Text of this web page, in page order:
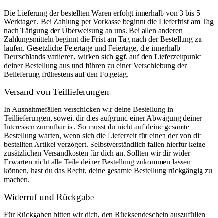
Die Lieferung der bestellten Waren erfolgt innerhalb von 3 bis 5
Werktagen. Bei Zahlung per Vorkasse beginnt die Lieferfrist am Tag
nach Tätigung der Überweisung an uns. Bei allen anderen
Zahlungsmitteln beginnt die Frist am Tag nach der Bestellung zu
laufen. Gesetzliche Feiertage und Feiertage, die innerhalb
Deutschlands variieren, wirken sich ggf. auf den Lieferzeitpunkt
deiner Bestellung aus und führen zu einer Verschiebung der
Belieferung frühestens auf den Folgetag.
Versand von Teillieferungen
In Ausnahmefällen verschicken wir deine Bestellung in
Teillieferungen, soweit dir dies aufgrund einer Abwägung deiner
Interessen zumutbar ist. So musst du nicht auf deine gesamte
Bestellung warten, wenn sich die Lieferzeit für einen der von dir
bestellten Artikel verzögert. Selbstverständlich fallen hierfür keine
zusätzlichen Versandkosten für dich an. Sollten wir dir wider
Erwarten nicht alle Teile deiner Bestellung zukommen lassen
können, hast du das Recht, deine gesamte Bestellung rückgängig zu
machen.
Widerruf und Rückgabe
Für Rückgaben bitten wir dich, den Rücksendeschein auszufüllen